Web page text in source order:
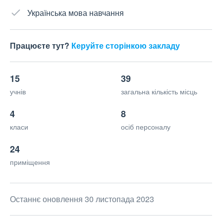
Українська мова навчання
Працюєте тут? Керуйте сторінкою закладу
15
учнів
39
загальна кількість місць
4
класи
8
осіб персоналу
24
приміщення
Останнє оновлення 30 листопада 2023